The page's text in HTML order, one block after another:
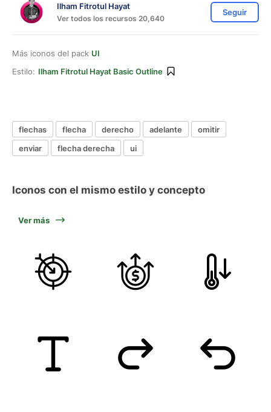
Ilham Fitrotul Hayat
Ver todos los recursos 20,640
Seguir
Más iconos del pack UI
Estilo: Ilham Fitrotul Hayat Basic Outline
flechas flecha derecho adelante
omitir
enviar
flecha derecha ui
Iconos con el mismo estilo y concepto
Ver más